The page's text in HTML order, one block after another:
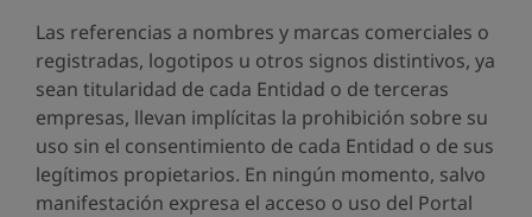
Las referencias a nombres y marcas comerciales o
registradas, logotipos u otros signos distintivos, ya
sean titularidad de cada Entidad o de terceras
empresas, llevan implícitas la prohibición sobre su
uso sin el consentimiento de cada Entidad o de sus
legítimos propietarios. En ningún momento, salvo
manifestación expresa el acceso o uso del Portal